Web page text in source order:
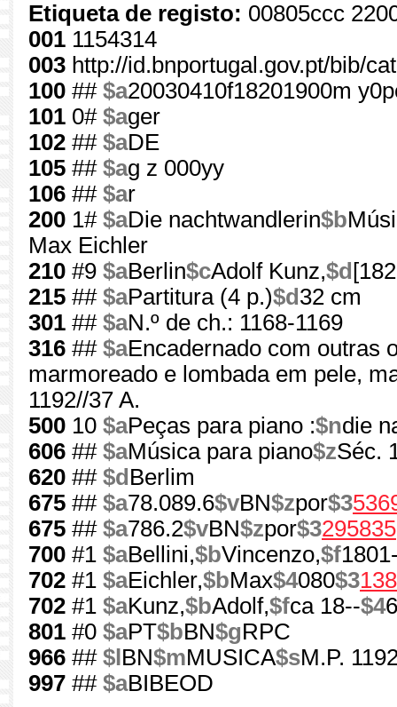
Etiqueta de registo: 00805ccc
001 1154314
003 http://id.bnportugal.gov.pt/bib/
100 ## $a20030410f18201900m
101 0# $ager
102 ## $aDE
105 ## $ag z 000yy
106 ## $ar
200 1# $aDie nachtwandlerin$b
Max Eichler
210 #9 $aBerlin$cAdolf Kunz,$d
215 ## $aPartitura (4 p.)$d 32 cm
301 ## $aN.º de ch.: 1168-1169
316 ## $aEncadernado com outras
marmoreado e lombada em pele,
1192//37 A.
500 10 $aPeças para piano :$ndie
606 ## $aMúsica para piano$zSéc.
620 ## $d Berlim
675 ## $a78.089.6$vBN$zpor$3
675 ## $a786.2$vBN$zpor$3295835
700 #1 $aBellini,$bVincenzo,$f
702 #1 $aEichler,$bMax$4080$3
702 #1 $aKunz,$bAdolf,$fca 18--$4
801 #0 $aPT$bBN$gRPC
966 ## $l BN$mMUSICA$sM.P.
997 ## $aBIBEOD